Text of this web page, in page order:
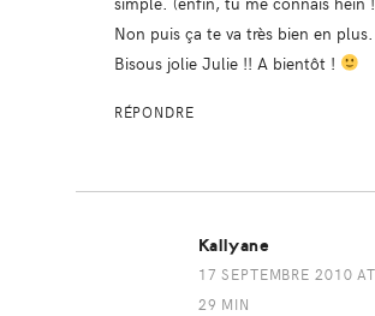
Non puis ça te va très bien en plus.
Bisous jolie Julie !! A bientôt !
RÉPONDRE
Kallyane
17 SEPTEMBRE 2010
29 MIN